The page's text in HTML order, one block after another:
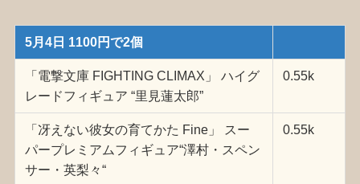
5月4日 1100円で2個
「電撃文庫 FIGHTING CLIMAX」 ハイグ
レードフィギュア “里見蓮太郎”
0.55k
「冴えない彼女の育てかた Fine」 スー
パープレミアムフィギュア“澤村・スペン
サー・英梨々“
0.55k